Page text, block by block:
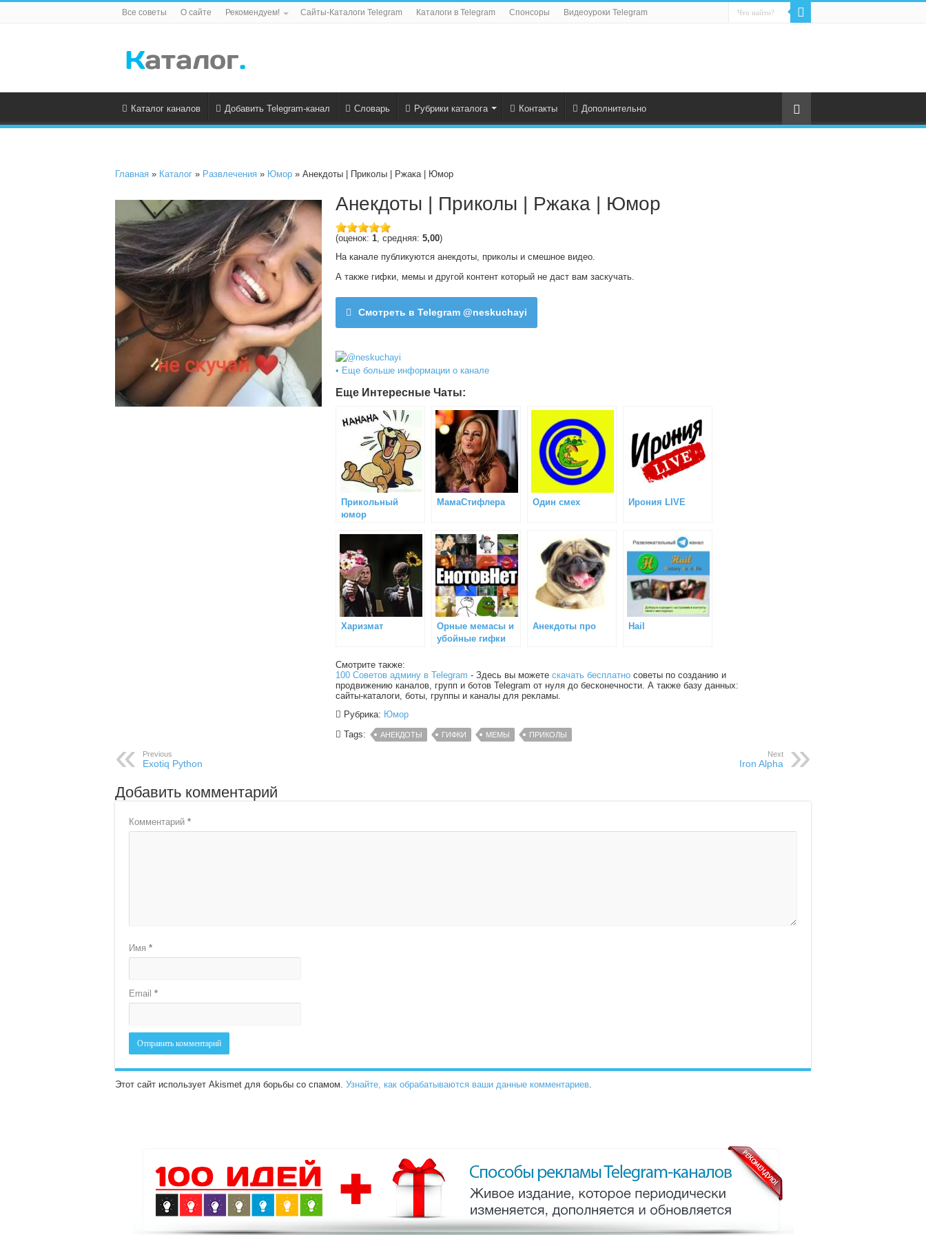
Все советы О сайте Рекомендуем! Сайты-Каталоги Telegram Каталоги в Telegram Спонсоры Видеоуроки Telegram
Каталог каналов Добавить Telegram-канал Словарь Рубрики каталога Контакты Дополнительно
Главная » Каталог » Развлечения » Юмор » Анекдоты | Приколы | Ржака | Юмор
Анекдоты | Приколы | Ржака | Юмор
(оценок: 1, средняя: 5,00)
На канале публикуются анекдоты, приколы и смешное видео.
А также гифки, мемы и другой контент который не даст вам заскучать.
Смотреть в Telegram @neskuchayi
• Еще больше информации о канале
Еще Интересные Чаты:
Прикольный
юмор
МамаСтифлера Один смех Ирония LIVE
Харизмат
Орные мемасы и
убойные гифки
Анекдоты про Hail
Смотрите также:
100 Советов админу в Telegram - Здесь вы можете скачать бесплатно советы по созданию и
продвижению каналов, групп и ботов Telegram от нуля до бесконечности. А также базу данных:
сайты-каталоги, боты, группы и каналы для рекламы.
Рубрика: Юмор
Tags:
АНЕКДОТЫ ГИФКИ МЕМЫ ПРИКОЛЫ
Previous
Exotiq Python
Next
Iron Alpha
Добавить комментарий
Комментарий *
Имя *
Email *
Этот сайт использует Akismet для борьбы со спамом. Узнайте, как обрабатываются ваши данные комментариев.